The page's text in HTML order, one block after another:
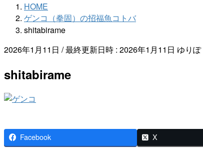
HOME
ゲンコ（拳固）の招福魚コトバ
shitabirame
2026年1月11日 / 最終更新日時 : 2026年1月11日 ゆりぽ
shitabirame
Facebook X